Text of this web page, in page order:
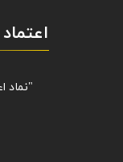
اعتماد
"نماد